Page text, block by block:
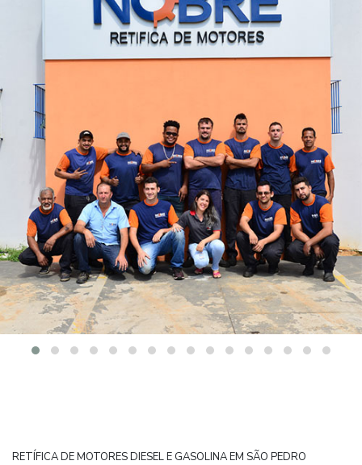
RETÍFICA DE MOTORES DIESEL E GASOLINA EM SÃO PEDRO